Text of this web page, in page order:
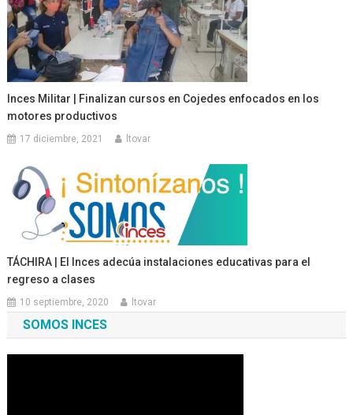
Inces Militar | Finalizan cursos en Cojedes enfocados en los
motores productivos
17 diciembre, 2021 ltovar
TÁCHIRA | El Inces adecúa instalaciones educativas para el
regreso a clases
10 septiembre, 2020 ltovar
SOMOS INCES